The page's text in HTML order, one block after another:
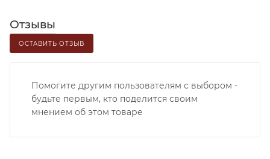
Отзывы
ОСТАВИТЬ ОТЗЫВ
Помогите другим пользователям с выбором -
будьте первым, кто поделится своим
мнением об этом товаре